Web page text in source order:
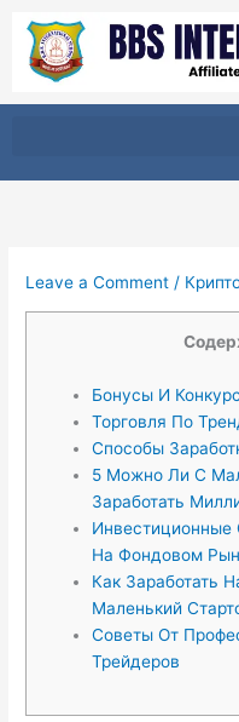
content
Leave a Comment /
Бонусы И
Торговля По
Способы
5 Можно Ли С
Заработать
Инвестиционные
На Фондовом
Как Заработать
Маленький
Советы От
Трейдеров